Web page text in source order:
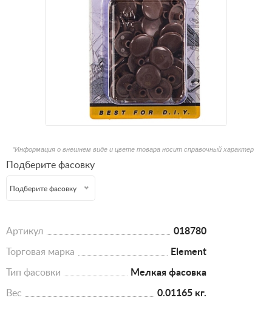
*Информация о внешнем виде и цвете товара носит справочный характер
Подберите фасовку
Подберите фасовку
Артикул 018780
Торговая марка Element
Тип фасовки Мелкая фасовка
Вес 0.01165 кг.